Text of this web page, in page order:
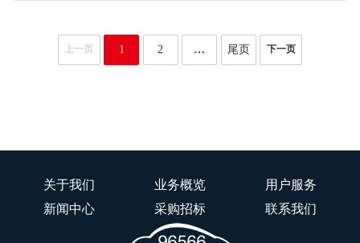
整车销售展厅、客户服务区域等关键场
景，详细了解新能源汽车产品特点、服
1 2 … 尾页
关于我们 业务概览
用户服务
新闻中心
采购招标 联系我们